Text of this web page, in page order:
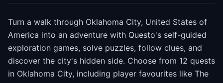
Turn a walk through Oklahoma City, United States of
America into an adventure with Questo's self-guided
exploration games, solve puzzles, follow clues, and
discover the city's hidden side. Choose from 12 quests
in Oklahoma City, including player favourites like The